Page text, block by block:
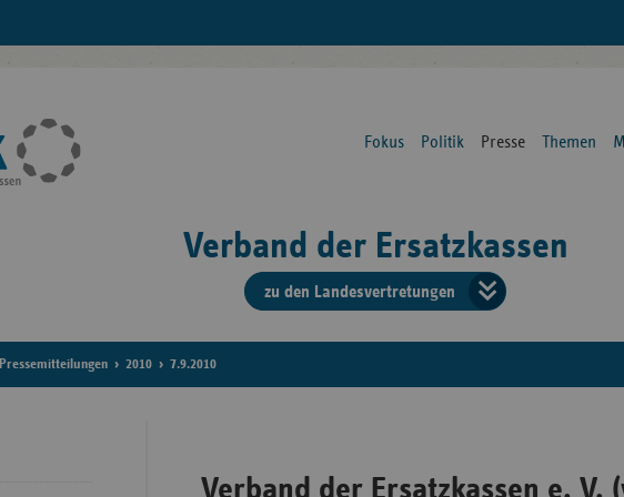
Fokus Politik Presse Themen
Verband der Ersatzkassen
zu den Landesvertretungen
der
Pressemitteilungen 2010 7.9.2010
Verband der Ersatzkassen e. V.